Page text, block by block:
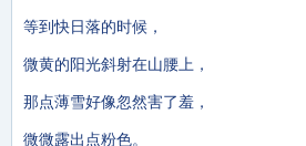
等到快日落的时候，
微黄的阳光斜射在山腰上，
那点薄雪好像忽然害了羞，
微微露出点粉色。